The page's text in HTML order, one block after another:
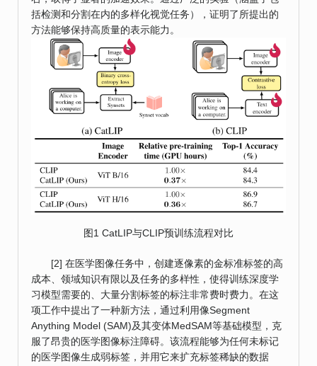
括检测和分割在内的多样化视觉任务），证明了所提出的
方法能够保持高质量的表示能力。
图1 CatLIP与CLIP预训练流程对比
[2] 在医学图像任务中，创建逐像素的金标准标签的高
成本、领域知识有限以及任务的多样性，使得训练深度学
习模型需要的、大量分割标签的标注非常费时费力。在这
项工作中提出了一种新方法，通过利用像Segment
Anything Model (SAM)及其变体MedSAM等基础模型，克
服了昂贵的医学图像标注障碍。该流程能够为任何未标记
的医学图像生成弱标签，并用它来扩充标签稀缺的数据